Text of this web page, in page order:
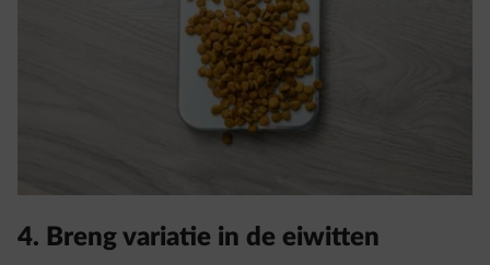
4. Breng variatie in de eiwitten